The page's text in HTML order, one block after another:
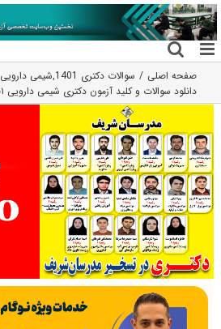
رفتن
به
محتوا
صفحه اصلی سوالات دکتری 1401 ,شیمی دارویی
دانلود سوالات و کلید آزمون دکتری شیمی دارویی ۱۴۰۱